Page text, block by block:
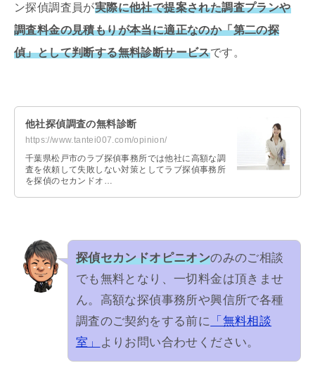
ン探偵調査員が実際に他社で提案された調査プランや
調査料金の見積もりが本当に適正なのか「第二の探
偵」として判断する無料診断サービスです。
他社探偵調査の無料診断
https://www.tantei007.com/opinion/
千葉県松戸市のラブ探偵事務所では他社に高額な調
査を依頼して失敗しない対策としてラブ探偵事務所
を探偵のセカンドオ…
探偵セカンドオピニオンのみのご相談
でも無料となり、一切料金は頂きませ
ん。高額な探偵事務所や興信所で各種
調査のご契約をする前に 「無料相談
室」
よりお問い合わせください。